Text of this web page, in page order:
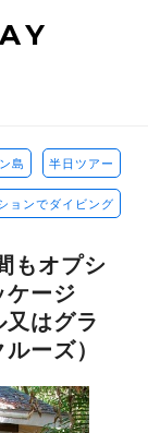
島 半日ツアー
ョンでダイビング
もオプシ
ケージ
又はグラ
ーズ）